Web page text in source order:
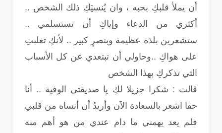
أن يملأ قلبكِ بحبه ، وان يُنسيَكِ ذلك الشخص ..
أكثري من الدعاء وإياكِ أن تستسلمي ..
ستشعرين بلذة عظيمة وبنصرٍ كبير .. لأنكِ تغلبتِ
على هواكِ ..وحاولي أن تبتعدي عن كل الأسباب
التي تذكركِ بهذا الشخص
قالت : شكرا جزيلا لكِ يا صديقتي الوفية .. أنا
حقا اشعر بالسعادة الآن وأريدُ أن أنساه من قلبي
فلم يعد يهمني ما دام عندي من هو أهم منه